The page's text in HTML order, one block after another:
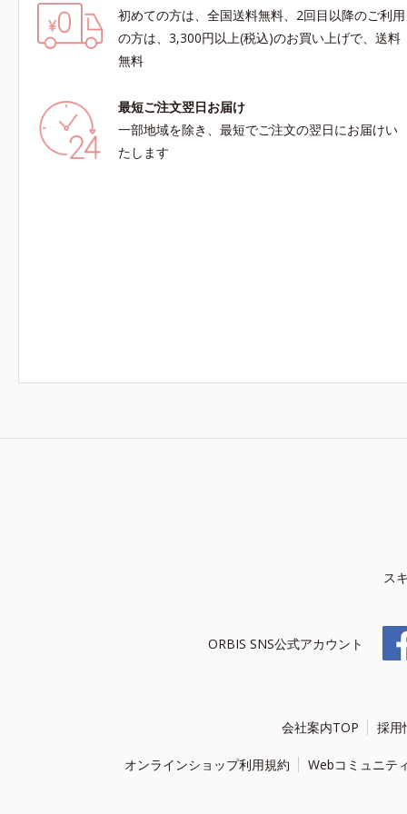
初めての方は、全国送料無料、2回目以降のご利用
の方は、3,300円以上(税込)のお買い上げで、送料
無料
最短ご注文翌日お届け
一部地域を除き、最短でご注文の翌日にお届けい
たします
ス
ORBIS SNS公式アカウント
会社案内TOP 採用
オンラインショップ利用規約 Webコミュニテ